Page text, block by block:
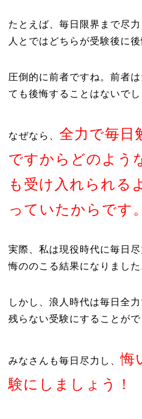
たとえば、毎日限界まで尽
人とではどちらが受験後に
圧倒的に前者ですね。前者
ても後悔することはないでし
なぜなら、 全力で毎日
ですからどのよう
も受け入れられる
っていたからです。
実際、私は現役時代に毎日
悔ののこる結果になりました
しかし、浪人時代は毎日全
残らない受験にすることがで
みなさんも毎日尽力し、悔
験にしましょう！